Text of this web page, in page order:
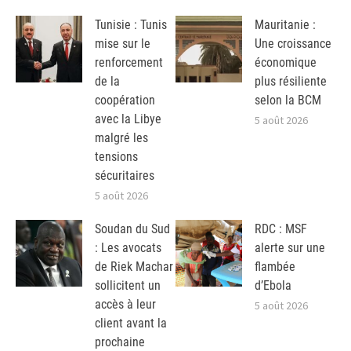
Tunisie : Tunis
mise sur le
renforcement
de la
coopération
avec la Libye
malgré les
tensions
sécuritaires
5 août 2026
Mauritanie :
Une croissance
économique
plus résiliente
selon la BCM
5 août 2026
Soudan du Sud
: Les avocats
de Riek Machar
sollicitent un
accès à leur
client avant la
prochaine
RDC : MSF
alerte sur une
flambée
d’Ebola
5 août 2026